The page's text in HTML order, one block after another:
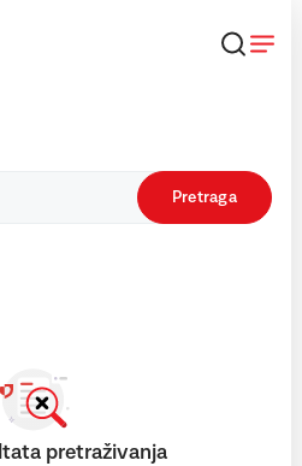
Pretraga
pretraživanja